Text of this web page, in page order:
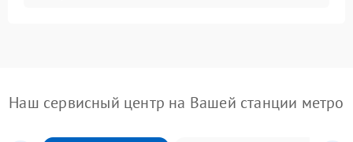
Наш сервисный центр на Вашей станции метро